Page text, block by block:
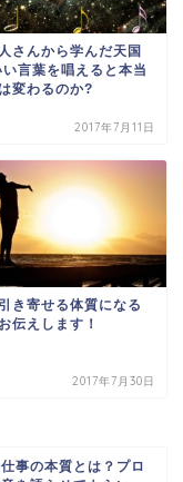
さんから学んだ天国
言葉を唱えると本当
変わるのか?
2017年7月11日
き寄せる体質になる
伝えします！
2017年7月30日
事の本質とは？プロ